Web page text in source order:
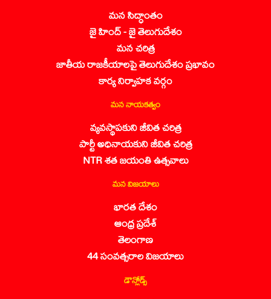
మన సిద్ధాంతం
జై హింద్ - జై తెలుగుదేశం
మన చరిత్ర
జాతీయ రాజకీయాలపై తెలుగుదేశం ప్రభావం
కార్య నిర్వాహక వర్గం
మన నాయకత్వం
వ్యవస్థాపకుని జీవిత చరిత్ర
పార్టీ అధినాయకుని జీవిత చరిత్ర
NTR శత జయంతి ఉత్సవాలు
మన విజయాలు
భారత దేశం
ఆంధ్ర ప్రదేశ్
తెలంగాణ
44 సంవత్సరాల విజయాలు
డౌన్లోడ్స్